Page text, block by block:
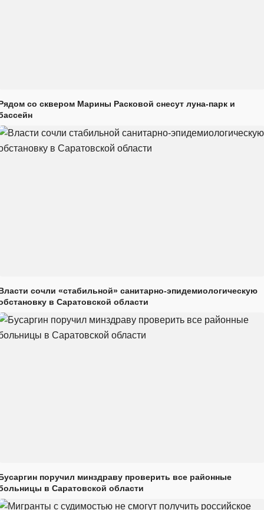
со сквером Марины Расковой снесут луна-парк и
сочли «стабильной» санитарно-эпидемиологическую
в Саратовской области
поручил минздраву проверить все районные
в Саратовской области